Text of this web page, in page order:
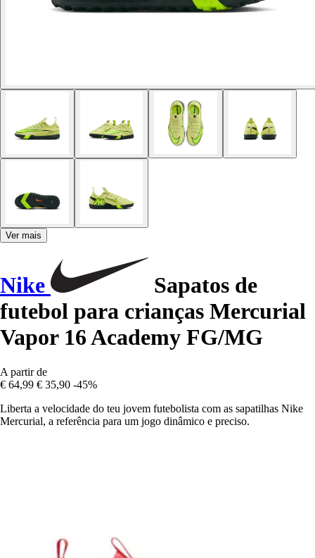
Ver mais
Nike
Sapatos de
futebol para crianças Mercurial
Vapor 16 Academy FG/MG
A partir de
€ 64,99 € 35,90 -45%
Liberta a velocidade do teu jovem futebolista com as sapatilhas Nike
Mercurial, a referência para um jogo dinâmico e preciso.